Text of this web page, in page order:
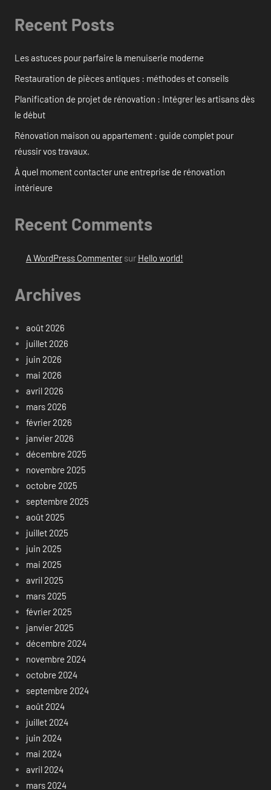
Recent Posts
Les astuces pour parfaire la menuiserie moderne
Restauration de pièces antiques : méthodes et conseils
Planification de projet de rénovation : Intégrer les artisans dès
le début
Rénovation maison ou appartement : guide complet pour
réussir vos travaux.
À quel moment contacter une entreprise de rénovation
intérieure
Recent Comments
A WordPress Commentersur Hello world!
Archives
août 2026
juillet 2026
juin 2026
mai 2026
avril 2026
mars 2026
février 2026
janvier 2026
décembre 2025
novembre 2025
octobre 2025
septembre 2025
août 2025
juillet 2025
juin 2025
mai 2025
avril 2025
mars 2025
février 2025
janvier 2025
décembre 2024
novembre 2024
octobre 2024
septembre 2024
août 2024
juillet 2024
juin 2024
mai 2024
avril 2024
mars 2024